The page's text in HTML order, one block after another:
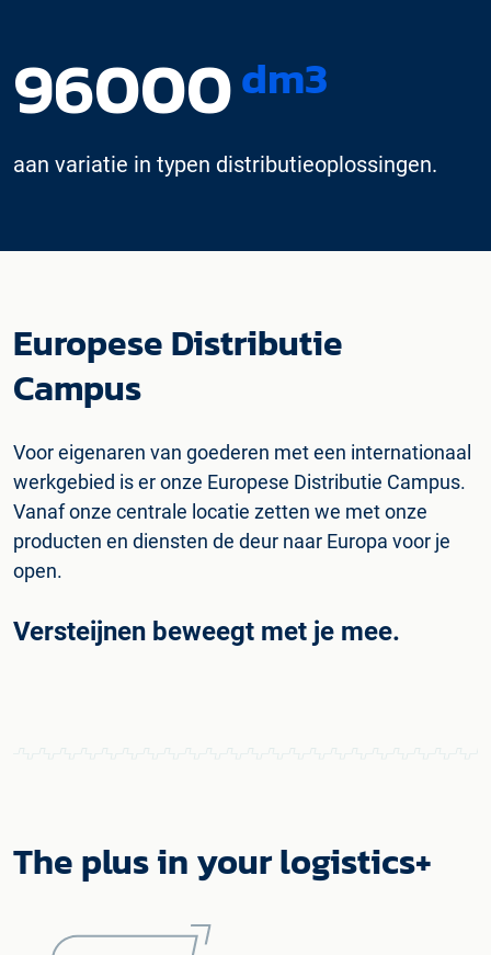
96000dm3
aan variatie in typen distributieoplossingen.
Europese Distributie
Campus
Voor eigenaren van goederen met een internationaal
werkgebied is er onze Europese Distributie Campus.
Vanaf onze centrale locatie zetten we met onze
producten en diensten de deur naar Europa voor je
open.
Versteijnen beweegt met je mee.
The plus in your logistics+